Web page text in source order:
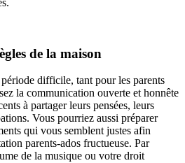
de la maison
difficile, tant pour les parents
la communication ouverte et honnête
à partager leurs pensées, leurs
Vous pourriez aussi préparer
qui vous semblent justes afin
parents-ados fructueuse. Par
de la musique ou votre droit